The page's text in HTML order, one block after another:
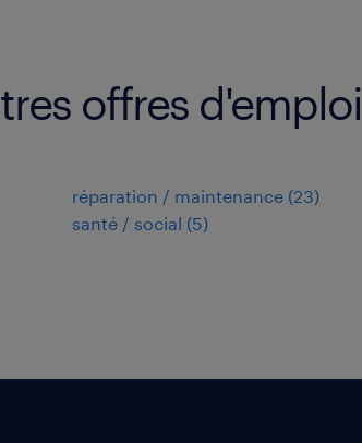
offres d'emploi
réparation / maintenance (23)
santé / social (5)